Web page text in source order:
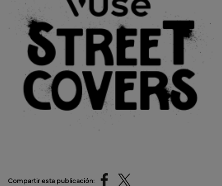
Compartir esta publicación: